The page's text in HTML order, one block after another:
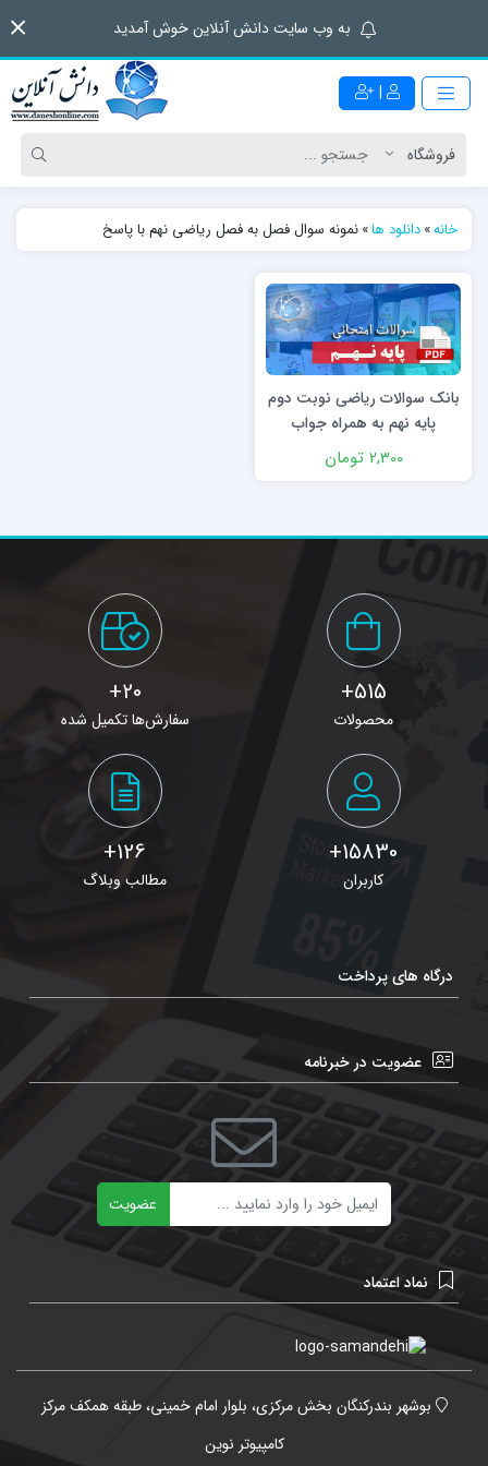
به وب سایت دانش آنلاین خوش آمدید
|
خانه»دانلود ها»نمونه سوال فصل به فصل ریاضی نهم با پاسخ
بانک سوالات ریاضی نوبت دوم
پایه نهم به همراه جواب
2,300 تومان
515+
محصولات
20+
سفارش‌ها تکمیل شده
15830+
کاربران
126+
مطالب وبلاگ
درگاه های پرداخت
عضویت در خبرنامه
عضویت
نماد اعتماد
بوشهر بندرکنگان بخش مرکزی، بلوار امام خمینی، طبقه همکف مرکز
کامپیوتر نوین